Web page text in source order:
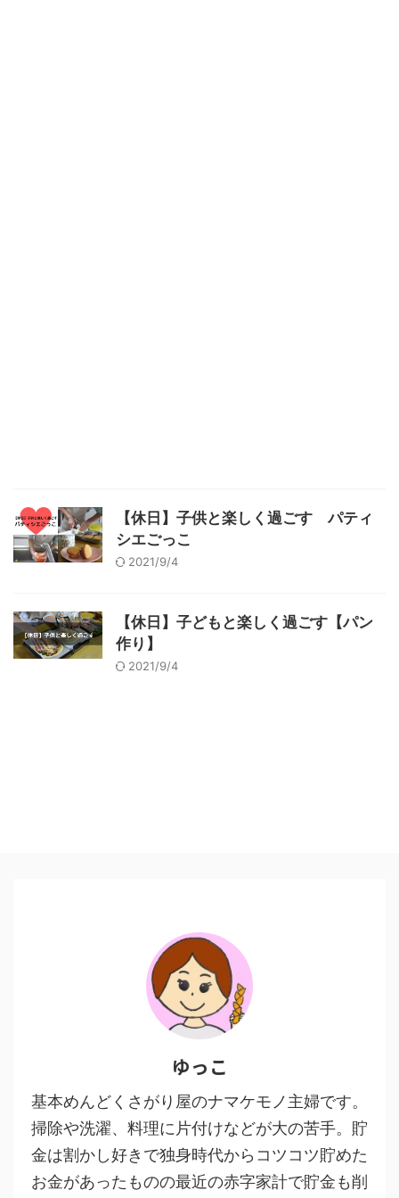
【休日】子供と楽しく過ごす パティ
シエごっこ
2021/9/4
【休日】子どもと楽しく過ごす【パン
作り】
2021/9/4
ゆっこ
基本めんどくさがり屋のナマケモノ主婦です。
掃除や洗濯、料理に片付けなどが大の苦手。貯
金は割かし好きで独身時代からコツコツ貯めた
お金があったものの最近の赤字家計で貯金も削